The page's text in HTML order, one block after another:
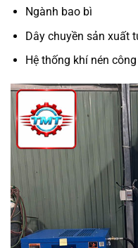
Ngành bao bì
Dây chuyền sản xuất
Hệ thống khí nén